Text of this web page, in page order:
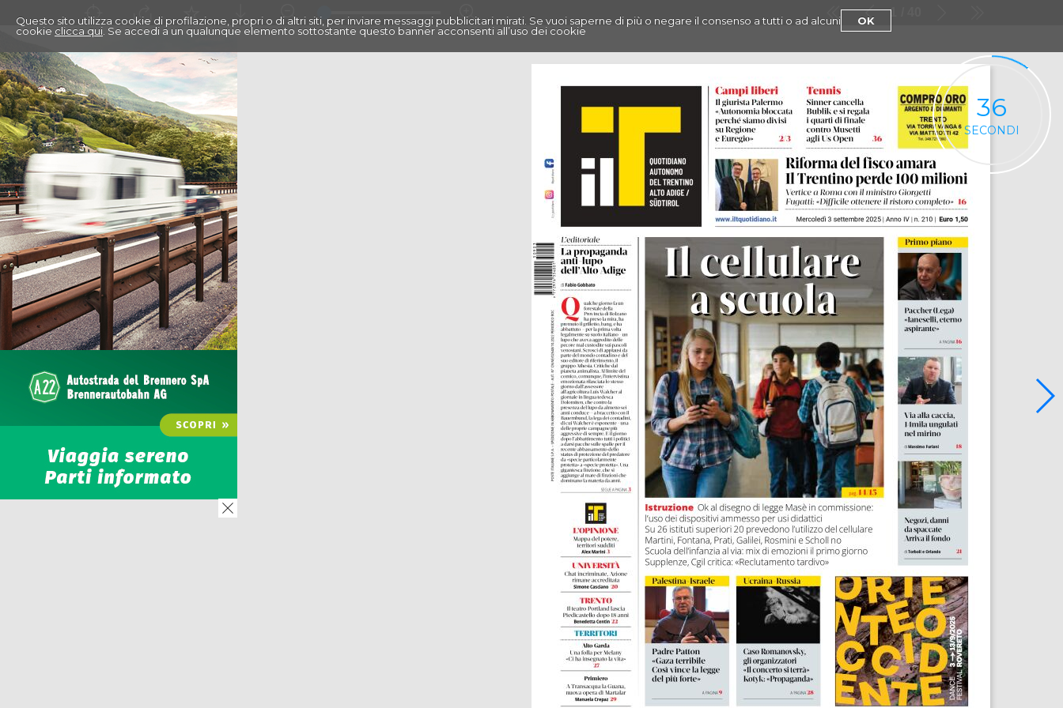
Questo sito utilizza cookie di profilazione, propri o di altri siti, per inviare messaggi pubblicitari mirati. Se vuoi saperne di più o negare il consenso a tutti o ad alcuni
cookie clicca qui . Se accedi a un qualunque elemento sottostante questo banner acconsenti all’uso dei cookie
OK
1
36
SECONDI